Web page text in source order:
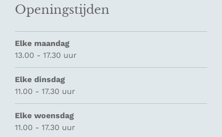
Openingstijden
Elke maandag
13.00 - 17.30 uur
Elke dinsdag
11.00 - 17.30 uur
Elke woensdag
11.00 - 17.30 uur